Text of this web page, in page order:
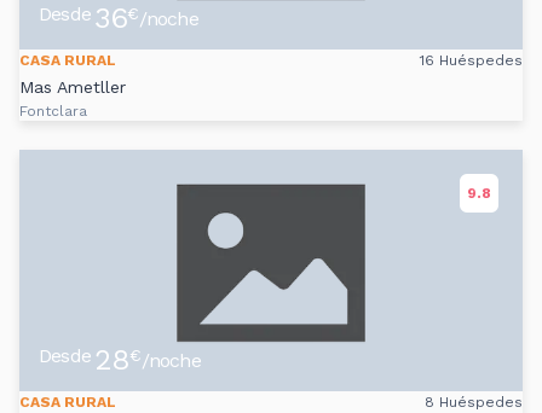
Desde 36€/noche
CASA RURAL 16 Huéspedes
Mas Ametller
Fontclara
9.8
Desde 28€/noche
CASA RURAL 8 Huéspedes